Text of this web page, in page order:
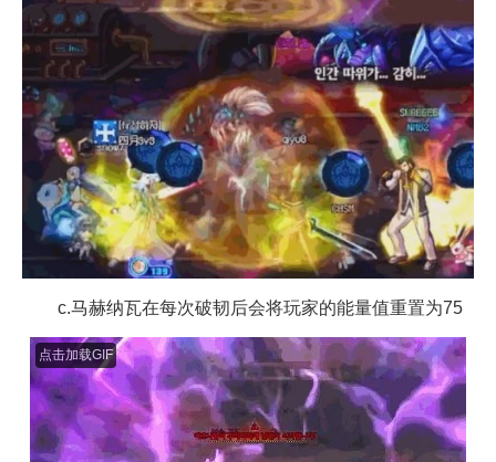
c.马赫纳瓦在每次破韧后会将玩家的能量值重置为75
点击加载GIF